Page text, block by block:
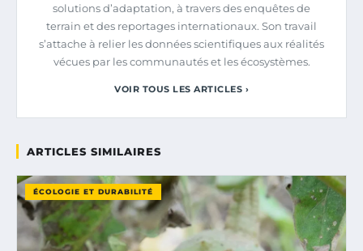
solutions d’adaptation, à travers des enquêtes de
terrain et des reportages internationaux. Son travail
s’attache à relier les données scientifiques aux réalités
vécues par les communautés et les écosystèmes.
VOIR TOUS LES ARTICLES ›
ARTICLES SIMILAIRES
ÉCOLOGIE ET DURABILITÉ